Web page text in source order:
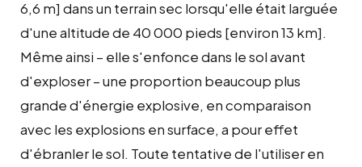
6,6 m] dans un terrain sec lorsqu'elle était larguée
d'une altitude de 40 000 pieds [environ 13 km].
Même ainsi – elle s'enfonce dans le sol avant
d'exploser – une proportion beaucoup plus
grande d'énergie explosive, en comparaison
avec les explosions en surface, a pour effet
d'ébranler le sol. Toute tentative de l'utiliser en